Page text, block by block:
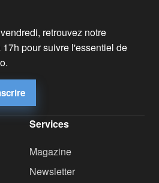
retrouvez notre
17h pour suivre l'essentiel de
Services
Magazine
Newsletter